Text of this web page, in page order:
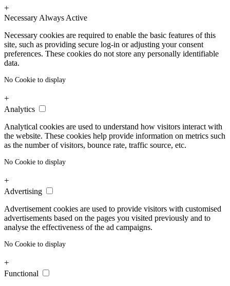
+
Necessary Always Active
Necessary cookies are required to enable the basic features of this
site, such as providing secure log-in or adjusting your consent
preferences. These cookies do not store any personally identifiable
data.
No Cookie to display
+
Analytics
Analytical cookies are used to understand how visitors interact with
the website. These cookies help provide information on metrics such
as the number of visitors, bounce rate, traffic source, etc.
No Cookie to display
+
Advertising
Advertisement cookies are used to provide visitors with customised
advertisements based on the pages you visited previously and to
analyse the effectiveness of the ad campaigns.
No Cookie to display
+
Functional